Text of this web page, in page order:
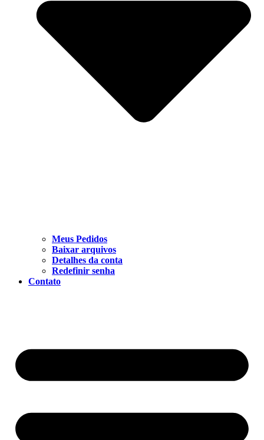
Meus Pedidos
Baixar arquivos
Detalhes da conta
Redefinir senha
Contato